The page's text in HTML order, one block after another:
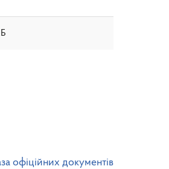
офіційних документів